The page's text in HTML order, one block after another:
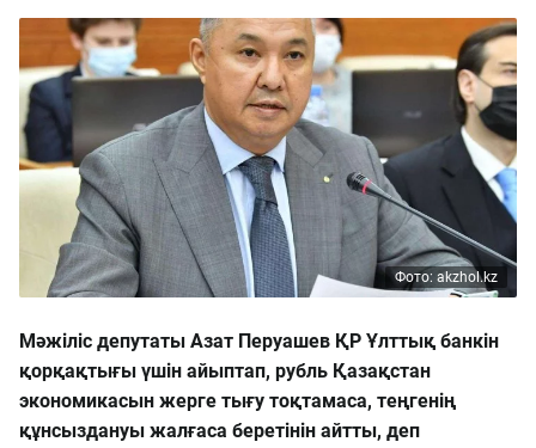
Фото: akzhol.kz
Мәжіліс депутаты Азат Перуашев ҚР Ұлттық банкін
қорқақтығы үшін айыптап, рубль Қазақстан
экономикасын жерге тығу тоқтамаса, теңгенің
құнсыздануы жалғаса беретінін айтты, деп